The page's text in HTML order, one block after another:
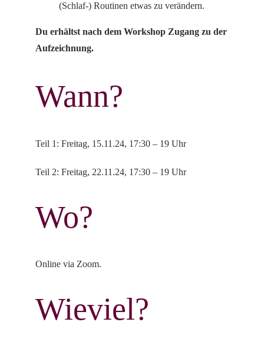
(Schlaf-) Routinen etwas zu verändern.
Du erhältst nach dem Workshop Zugang zu der
Aufzeichnung.
Wann?
Teil 1: Freitag, 15.11.24, 17:30 – 19 Uhr
Teil 2: Freitag, 22.11.24, 17:30 – 19 Uhr
Wo?
Online via Zoom.
Wieviel?